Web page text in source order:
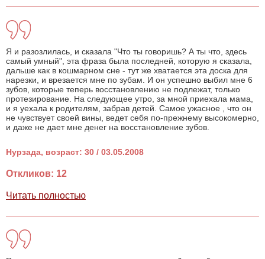
Я и разозлилась, и сказала "Что ты говоришь? А ты что, здесь
самый умный", эта фраза была последней, которую я сказала,
дальше как в кошмарном сне - тут же хватается эта доска для
нарезки, и врезается мне по зубам. И он успешно выбил мне 6
зубов, которые теперь восстановлению не подлежат, только
протезирование. На следующее утро, за мной приехала мама,
и я уехала к родителям, забрав детей. Самое ужасное , что он
не чувствует своей вины, ведет себя по-прежнему высокомерно,
и даже не дает мне денег на восстановление зубов.
Нурзада, возраст: 30 / 03.05.2008
Откликов: 12
Читать полностью